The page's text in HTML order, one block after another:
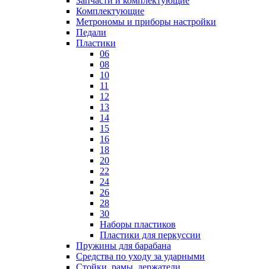
Комплектующие
Метрономы и приборы настройки
Педали
Пластики
06
08
10
11
12
13
14
15
16
18
20
22
24
26
28
30
Наборы пластиков
Пластики для перкуссии
Пружины для барабана
Средства по уходу за ударными
Стойки, рамы, держатели